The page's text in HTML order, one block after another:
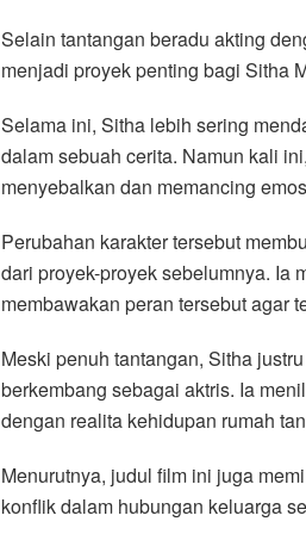
Selain tantangan beradu akting
menjadi proyek penting bagi Sitha
Selama ini, Sitha lebih sering
dalam sebuah cerita. Namun kali
menyebalkan dan memancing
Perubahan karakter tersebut
dari proyek-proyek sebelumnya. Ia
membawakan peran tersebut agar
Meski penuh tantangan, Sitha
berkembang sebagai aktris. Ia
dengan realita kehidupan rumah
Menurutnya, judul film ini juga
konflik dalam hubungan keluarga